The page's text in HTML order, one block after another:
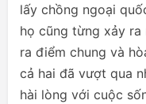
lấy chồng ngoại
họ cũng từng xảy
ra điểm chung và
cả hai đã vượt qua
hài lòng với cuộc